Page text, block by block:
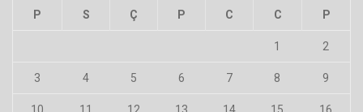
P S Ç P C C P
1 2
3 4 5 6 7 8 9